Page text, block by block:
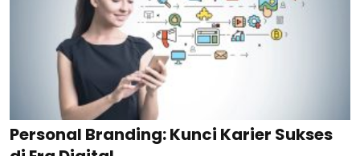
Personal Branding: Kunci Karier Sukses